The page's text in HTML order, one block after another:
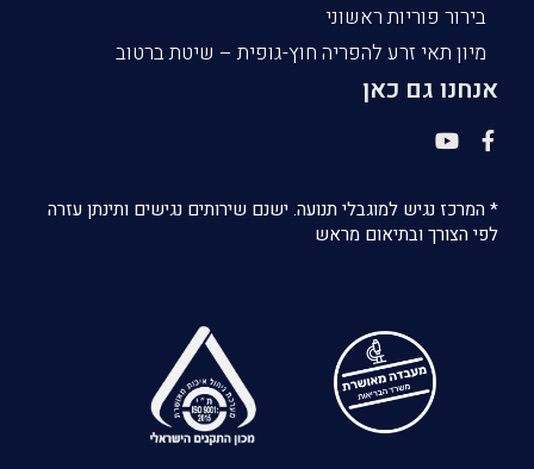
בירור פוריות ראשוני
מיון תאי זרע להפריה חוץ-גופית – שיטת ברטוב
אנחנו גם כאן
* המרכז נגיש למוגבלי תנועה. ישנם שירותים נגישים ותינתן עזרה
לפי הצורך ובתיאום מראש